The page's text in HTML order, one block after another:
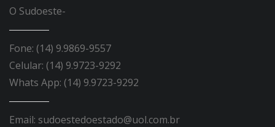
O Sudoeste-
Fone: (14) 9.9869-9557
Celular: (14) 9.9723-9292
Whats App: (14) 9.9723-9292
Email: sudoestedoestado@uol.com.br